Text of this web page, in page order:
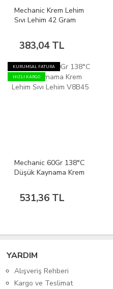
Mechanic Krem Lehim
Sıvı Lehim 42 Gram
383,04 TL
KURUMSAL FATURA
HIZLI KARGO
Mechanic 60Gr 138°C
Düşük Kaynama Krem
V8B45
531,36 TL
YARDIM
Alışveriş Rehberi
Kargo ve Teslimat